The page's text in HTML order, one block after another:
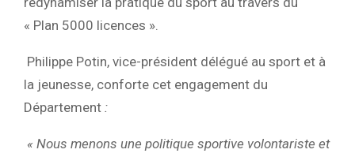
« Plan 5000 licences ».
Philippe Potin, vice-président délégué au sport et à
la jeunesse, conforte cet engagement du
Département :
« Nous menons une politique sportive volontariste et